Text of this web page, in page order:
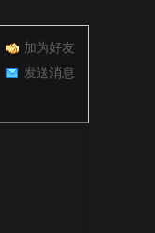
加为好友
发送消息